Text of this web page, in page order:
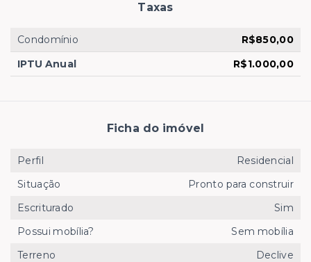
Taxas
Condomínio
R$850,00
IPTU Anual
R$1.000,00
Ficha do imóvel
Perfil
Residencial
Situação
Pronto para construir
Escriturado
Sim
Possui mobília?
Sem mobília
Terreno
Declive